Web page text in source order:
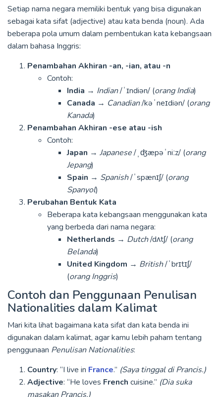
Setiap nama negara memiliki bentuk yang bisa digunakan
sebagai kata sifat (adjective) atau kata benda (noun). Ada
beberapa pola umum dalam pembentukan kata kebangsaan
dalam bahasa Inggris:
Penambahan Akhiran -an, -ian, atau -n
Contoh:
India → Indian/ˈɪndiən/ (orang India)
Canada → Canadian/kəˈneɪdiən/ (orang
Kanada)
Penambahan Akhiran -ese atau -ish
Contoh:
Japan → Japanese/ˌʤæpəˈniːz/ (orang
Jepang)
Spain → Spanish/ˈspænɪʃ/ (orang
Spanyol)
Perubahan Bentuk Kata
Beberapa kata kebangsaan menggunakan kata
yang berbeda dari nama negara:
Netherlands → Dutch/dʌtʃ/ (orang
Belanda)
United Kingdom → British/ˈbrɪtɪʃ/
(orang Inggris)
Contoh dan Penggunaan Penulisan
Nationalities dalam Kalimat
Mari kita lihat bagaimana kata sifat dan kata benda ini
digunakan dalam kalimat, agar kamu lebih paham tentang
penggunaan Penulisan Nationalities:
Country: “I live in France.” (Saya tinggal di Prancis.)
Adjective: “He loves French cuisine.” (Dia suka
masakan Prancis.)